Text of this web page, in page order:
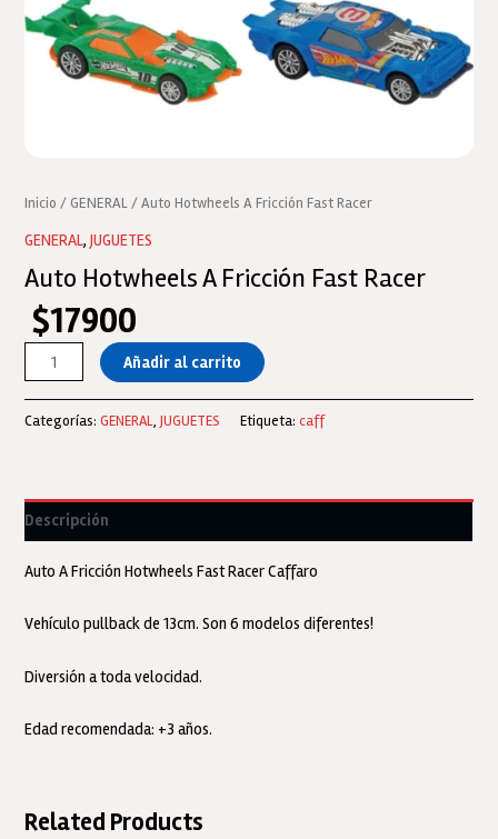
Inicio /GENERAL/ Auto Hotwheels A Fricción Fast Racer
GENERAL,JUGUETES
Auto Hotwheels A Fricción Fast Racer
$17900
Auto
Hotwheels
Fricción
cantidad
Añadir al carrito
Categorías:GENERAL,JUGUETES Etiqueta:caff
Descripción
Auto A Fricción Hotwheels Fast Racer Caffaro
Vehículo pullback de 13cm. Son 6 modelos diferentes!
Diversión a toda velocidad.
Edad recomendada: +3 años.
Related Products